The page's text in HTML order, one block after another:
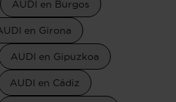
AUDI en Burgos
en Girona
AUDI en Gipuzkoa
AUDI en Cádiz